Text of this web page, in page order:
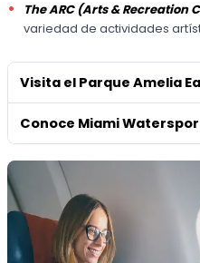
The ARC (Arts & Recreation
variedad de actividades
Visita el Parque Amelia
Conoce Miami